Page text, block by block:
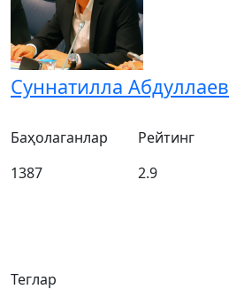
Суннатилла Абдуллаев
Теглар
Баҳолаганлар
1387
Рейтинг
2.9